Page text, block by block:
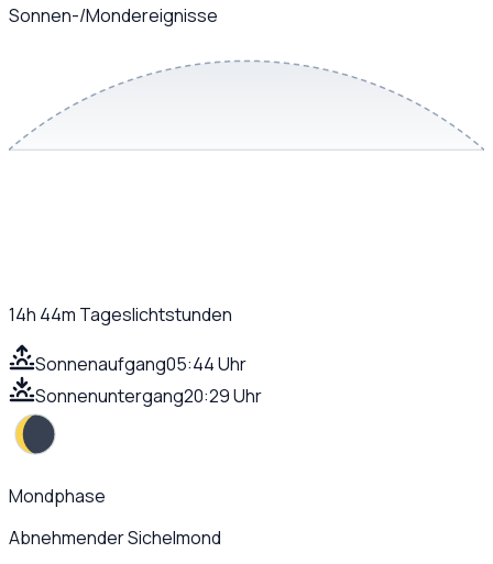
Sonnen-/Mondereignisse
14h 44m Tageslichtstunden
Sonnenaufgang05:44 Uhr
Sonnenuntergang20:29 Uhr
Mondphase
Abnehmender Sichelmond